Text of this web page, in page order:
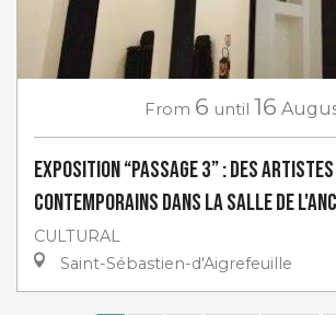
From 6 until 16
Exposition “Passage 3” : des artistes
contemporains dans la salle de
CULTURAL
Saint-Sébastien-d'Aigrefeuille